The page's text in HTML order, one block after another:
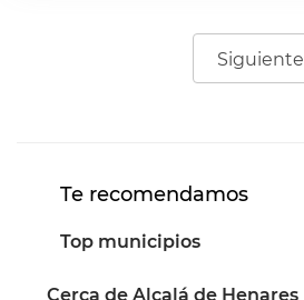
Siguiente
Te recomendamos
Top municipios
Cerca de Alcalá de Henares